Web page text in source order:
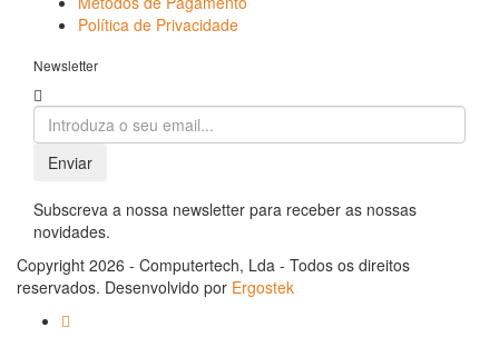
Política de Privacidade
Newsletter
Enviar
Subscreva a nossa newsletter para receber as nossas
novidades.
Copyright 2026 - Computertech, Lda - Todos os direitos
reservados. Desenvolvido por Ergostek